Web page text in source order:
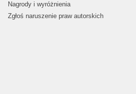
Nagrody i wyróżnienia
Zgłoś naruszenie praw autorskich